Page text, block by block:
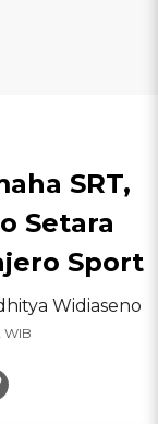
SRT,
Setara
Sport
Widiaseno
WIB